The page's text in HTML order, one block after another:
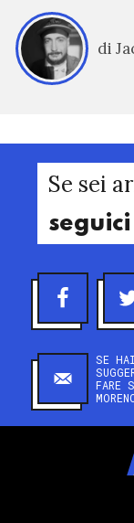
di
Se sei
seguici
SE
FARE